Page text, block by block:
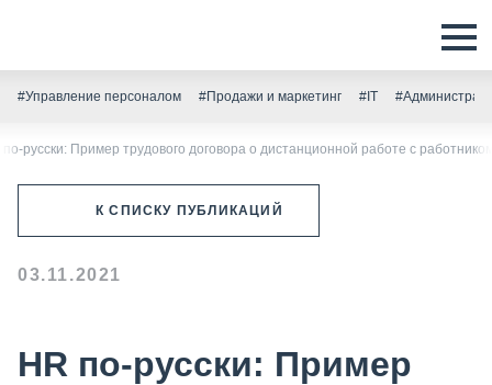
#Управление персоналом #Продажи и маркетинг #IT
по-русски: Пример трудового договора о дистанционной работе с
К СПИСКУ ПУБЛИКАЦИЙ
03.11.2021
HR по-русски: Пример